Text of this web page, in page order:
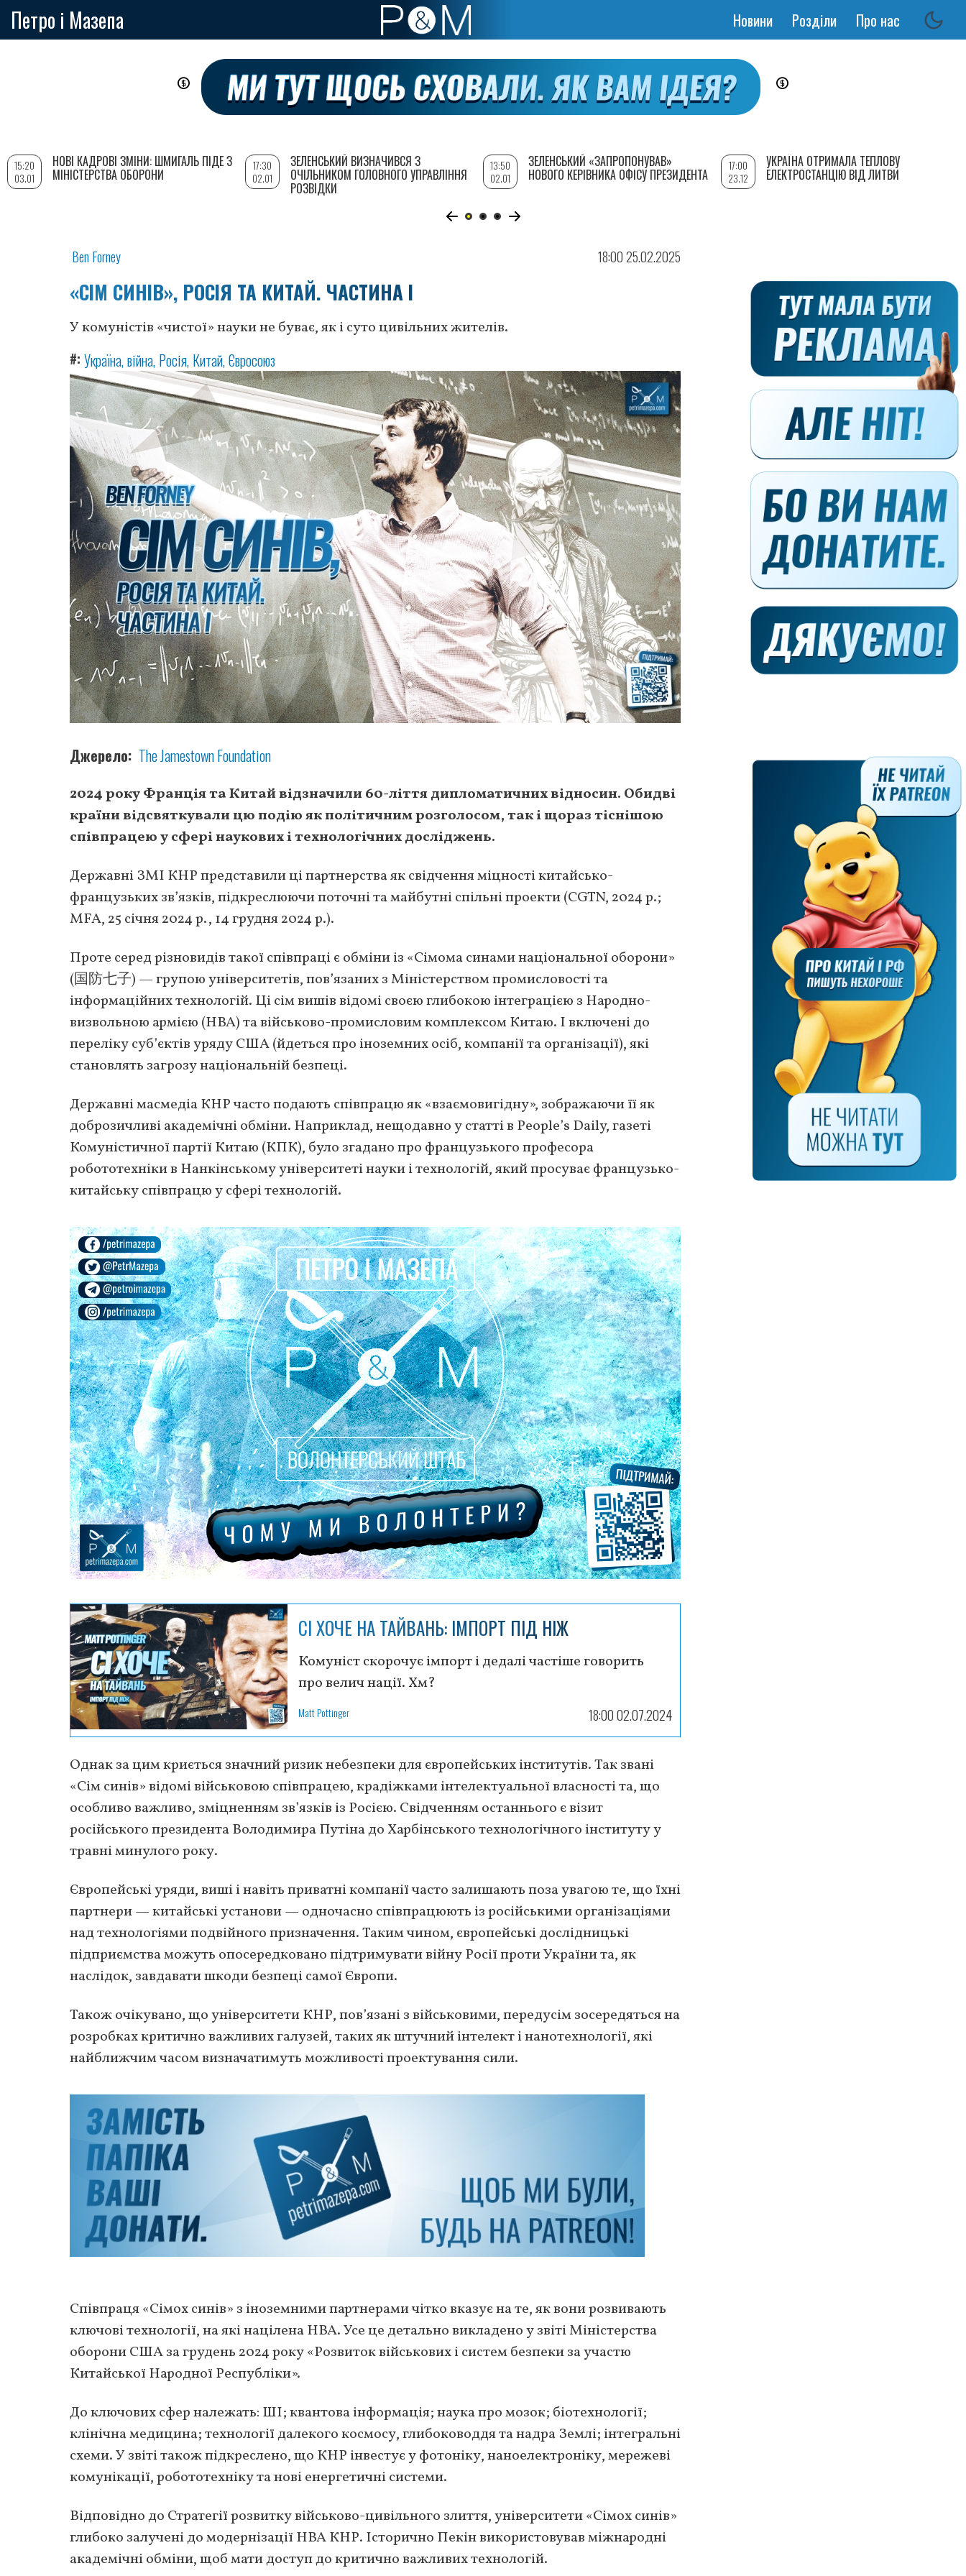
Петро і Мазепа
Основная
Новини Розділи Про нас
Ben Forney 18:00 25.02.2025
«СІМ СИНІВ», РОСІЯ ТА КИТАЙ. ЧАСТИНА І
У комуністів «чистої» науки не буває, як і суто цивільних жителів.
# Україна війна Росія Китай Євросоюз
Джерело The Jamestown Foundation
2024 року Франція та Китай відзначили 60-ліття дипломатичних відносин. Обидві
країни відсвяткували цю подію як політичним розголосом, так і щораз тіснішою
співпрацею у сфері наукових і технологічних досліджень.
Державні ЗМІ КНР представили ці партнерства як свідчення міцності китайсько-
французьких зв’язків, підкреслюючи поточні та майбутні спільні проекти (CGTN, 2024 р.;
MFA, 25 січня 2024 р., 14 грудня 2024 р.).
Проте серед різновидів такої співпраці є обміни із «Сімома синами національної оборони»
(国防七子) — групою університетів, пов’язаних з Міністерством промисловості та
інформаційних технологій. Ці сім вишів відомі своєю глибокою інтеграцією з Народно-
визвольною армією (НВА) та військово-промисловим комплексом Китаю. І включені до
переліку суб’єктів уряду США (йдеться про іноземних осіб, компанії та організації), які
становлять загрозу національній безпеці.
Державні масмедіа КНР часто подають співпрацю як «взаємовигідну», зображаючи її як
доброзичливі академічні обміни. Наприклад, нещодавно у статті в People’s Daily, газеті
Комуністичної партії Китаю (КПК), було згадано про французького професора
робототехніки в Нанкінському університеті науки і технологій, який просуває французько-
китайську співпрацю у сфері технологій.
СІ ХОЧЕ НА ТАЙВАНЬ: ІМПОРТ ПІД НІЖ
Комуніст скорочує імпорт і дедалі частіше говорить
про велич нації. Хм?
Matt Pottinger 18:00 02.07.2024
Однак за цим криється значний ризик небезпеки для європейських інститутів. Так звані
«Сім синів» відомі військовою співпрацею, крадіжками інтелектуальної власності та, що
особливо важливо, зміцненням зв’язків із Росією. Свідченням останнього є візит
російського президента Володимира Путіна до Харбінського технологічного інституту у
травні минулого року.
Європейські уряди, виші і навіть приватні компанії часто залишають поза увагою те, що їхні
партнери — китайські установи — одночасно співпрацюють із російськими організаціями
над технологіями подвійного призначення. Таким чином, європейські дослідницькі
підприємства можуть опосередковано підтримувати війну Росії проти України та, як
наслідок, завдавати шкоди безпеці самої Європи.
Також очікувано, що університети КНР, пов’язані з військовими, передусім зосередяться на
розробках критично важливих галузей, таких як штучний інтелект і нанотехнології, які
найближчим часом визначатимуть можливості проектування сили.
Співпраця «Сімох синів» з іноземними партнерами чітко вказує на те, як вони розвивають
ключові технології, на які націлена НВА. Усе це детально викладено у звіті Міністерства
оборони США за грудень 2024 року «Розвиток військових і систем безпеки за участю
Китайської Народної Республіки».
До ключових сфер належать: ШІ; квантова інформація; наука про мозок; біотехнології;
клінічна медицина; технології далекого космосу, глибоководдя та надра Землі; інтегральні
схеми. У звіті також підкреслено, що КНР інвестує у фотоніку, наноелектроніку, мережеві
комунікації, робототехніку та нові енергетичні системи.
Відповідно до Стратегії розвитку військово-цивільного злиття, університети «Сімох синів»
глибоко залучені до модернізації НВА КНР. Історично Пекін використовував міжнародні
академічні обміни, щоб мати доступ до критично важливих технологій.
15:20
03.01
НОВІ КАДРОВІ ЗМІНИ: ШМИГАЛЬ ПІДЕ З
МІНІСТЕРСТВА ОБОРОНИ
17:30
02.01
ЗЕЛЕНСЬКИЙ ВИЗНАЧИВСЯ З
ОЧІЛЬНИКОМ ГОЛОВНОГО УПРАВЛІННЯ
РОЗВІДКИ
13:50
02.01
ЗЕЛЕНСЬКИЙ «ЗАПРОПОНУВАВ»
НОВОГО КЕРІВНИКА ОФІСУ ПРЕЗИДЕНТА
17:00
23.12
УКРАЇНА ОТРИМАЛА ТЕПЛОВУ
ЕЛЕКТРОСТАНЦІЮ ВІД ЛИТВИ